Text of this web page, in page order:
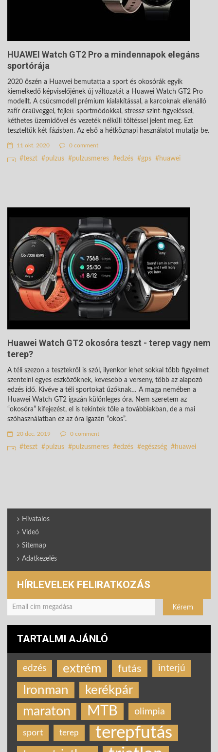
HUAWEI Watch GT2 Pro a mindennapok elegáns
sportórája
2020 őszén a Huawei bemutatta a sport és okosórák egyik
kiemelkedő képviselőjének új változatát a Huawei Watch GT2 Pro
modellt. A csúcsmodell prémium kialakítással, a karcoknak ellenálló
zafír óraüveggel, fejlett sportmódokkal, stressz szint-figyeléssel,
kéthetes üzemidővel és vezeték nélküli töltéssel jelent meg. Ezt
teszteltük két fázisban. Az első a hétköznapi használatot mutatja be.
11 okt. 2020 0 comment
teszt pulzus pulzusmeres edzés gps huawei
Huawei Watch GT2 okosóra teszt - terep vagy nem
terep?
A téli szezon a tesztekről is szól, ilyenkor lehet sokkal több figyelmet
szentelni egyes eszközöknek, kevesebb a verseny, több az alapozó
edzés idő. Kivéve a téli sportokat űzőknak… A maga nemében a
Huawei Watch GT2 igazán különleges óra. Nem szeretem az
“okosóra” kifejezést, el is tekintek tőle a továbbiakban, de a mai
szóhasználatban ez az óra igazán “okos”.
20 dec. 2019 0 comment
teszt pulzus pulzusmeres edzés egészség huawei
Hivatalos
Videó
Sitemap
Adatkezelés
HÍRLEVELEK FELIRATKOZÁS
TARTALMI AJÁNLÓ
edzés extrém futás interjú
Ironman kerékpár
maraton MTB olimpia
sport terep terepfutás